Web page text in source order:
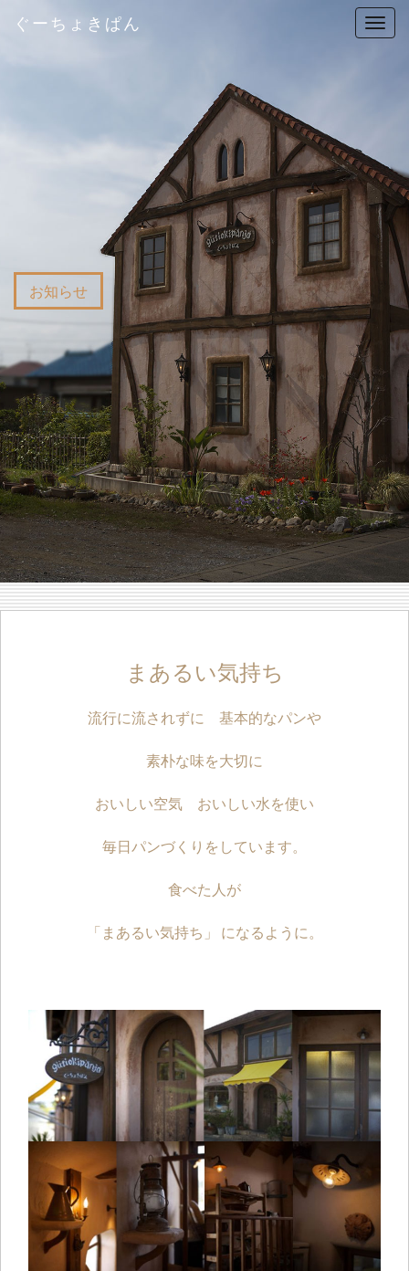
T
a
v
g
ぐーちょきぱん
お知らせ
まあるい気持ち
流行に流されずに 基本的なパンや
素朴な味を大切に
おいしい空気 おいしい水を使い
毎日パンづくりをしています。
食べた人が
「まあるい気持ち」 になるように。